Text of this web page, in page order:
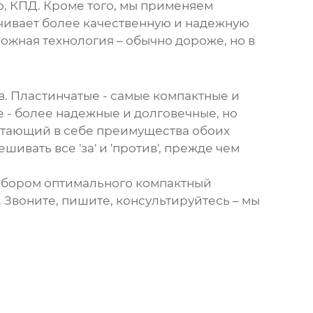
КПД. Кроме того, мы применяем
более качественную и надежную
технология – обычно дороже, но в
Пластинчатые - самые компактные и
- более надежные и долговечные, но
в себе преимущества обоих
все 'за' и 'против', прежде чем
оптимального компактный
пишите, консультируйтесь – мы